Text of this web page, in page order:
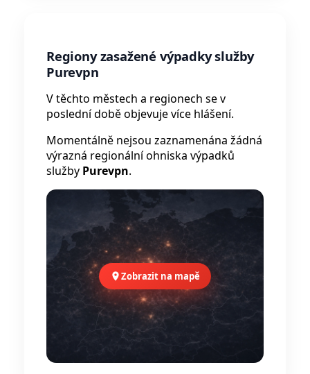
Regiony zasažené výpadky služby
Purevpn
V těchto městech a regionech se v
poslední době objevuje více hlášení.
Momentálně nejsou zaznamenána žádná
výrazná regionální ohniska výpadků
služby Purevpn.
Zobrazit na mapě